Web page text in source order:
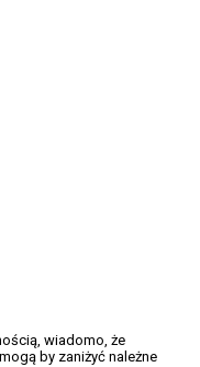
wiadomo, że
by zaniżyć należne